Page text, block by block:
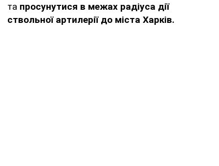
та просунутися в межах радіуса дії
ствольної артилерії до міста Харків.